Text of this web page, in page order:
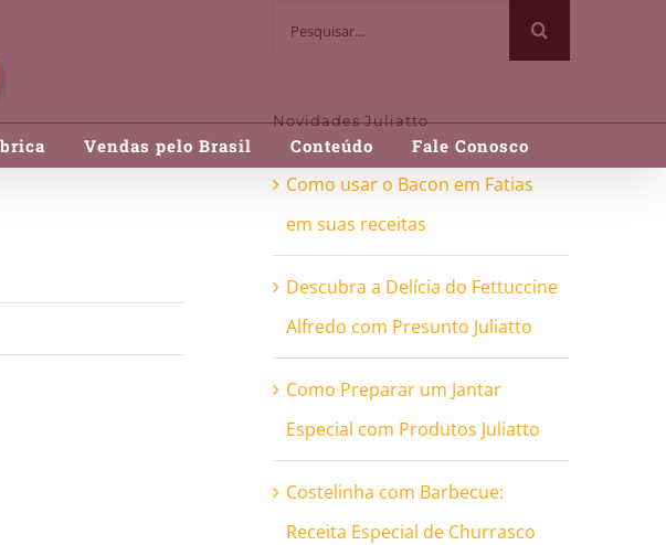
Vendas pelo Brasil Conteúdo Fale Conosco
Novidades Juliatto
Como usar o Bacon em Fatias
em suas receitas
Descubra a Delícia do Fettuccine
Alfredo com Presunto Juliatto
Como Preparar um Jantar
Especial com Produtos Juliatto
Costelinha com Barbecue:
Receita Especial de Churrasco